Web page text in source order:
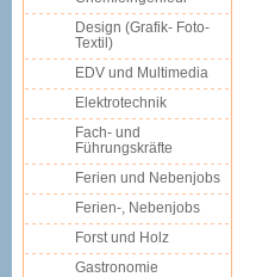
Design (Grafik- Foto-
Textil)
EDV und Multimedia
Elektrotechnik
Fach- und
Führungskräfte
Ferien und Nebenjobs
Ferien-, Nebenjobs
Forst und Holz
Gastronomie